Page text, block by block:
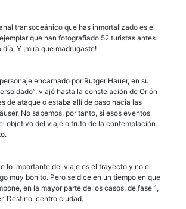
transoceánico que has inmortalizado es el
que han fotografiado 52 turistas antes
Y ¡mira que madrugaste!
encarnado por Rutger Hauer, en su
viajó hasta la constelación de Orión
de ataque o estaba allí de paso hacia las
No sabemos, por tanto, si esos eventos
objetivo del viaje o fruto de la contemplación
lo importante del viaje es el trayecto y no el
muy bonito. Pero se dice en un tiempo en que
en la mayor parte de los casos, de fase 1,
Destino: centro ciudad.